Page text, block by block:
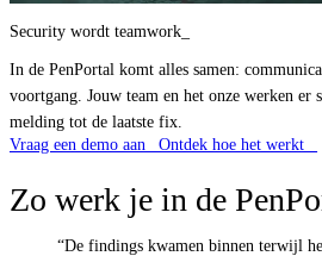
Security wordt teamwork
In de PenPortal komt alles samen:
voortgang. Jouw team en het onze werken er
melding tot de laatste fix.
Vraag een demo aan
Ontdek hoe het werkt
Zo werk je in de
“De findings kwamen binnen terwijl